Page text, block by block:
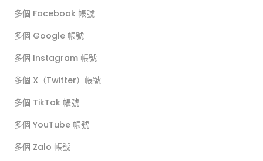
多個 Facebook 帳號
多個 Google 帳號
多個 Instagram 帳號
多個 X（Twitter）帳號
多個 TikTok 帳號
多個 YouTube 帳號
多個 Zalo 帳號